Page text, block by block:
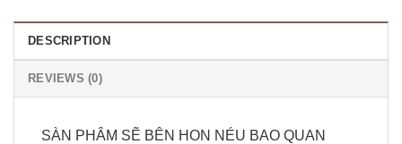
DESCRIPTION
REVIEWS (0)
SÀN PHÂM SẼ BÊN HON NÉU BAO QUAN